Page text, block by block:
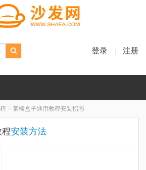
登录 注册
莱檬盒子通用教程安装指南
安装方法